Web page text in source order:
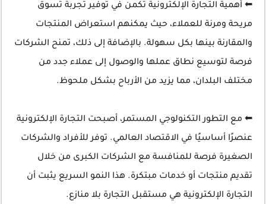
⬅ أهمية التجارة الإلكترونية تكمن في توفير تجربة تسوق
مريحة ومرنة للعملاء، حيث يمكنهم استعراض المنتجات
والمقارنة بينها بكل سهولة. بالإضافة إلى ذلك، تمنح الشركات
فرصة لتوسيع نطاق عملها والوصول إلى عملاء جدد من
مختلف البلدان، مما يزيد من الأرباح بشكل ملحوظ.
⬅ مع التطور التكنولوجي المستمر، أصبحت التجارة الإلكترونية
عنصرًا أساسيًا في الاقتصاد العالمي. توفر للأفراد والشركات
الصغيرة فرصة للمنافسة مع الشركات الكبرى من خلال
تقديم منتجات أو خدمات مبتكرة. هذا النمو السريع يثبت أن
التجارة الإلكترونية هي مستقبل التجارة بلا منازع.